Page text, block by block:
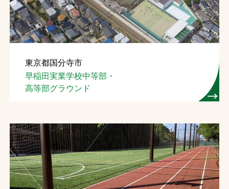
文字の見えづらさや操作にお困りの方へ
東京都国分寺市
早稲田実業学校中等部・
高等部グラウンド